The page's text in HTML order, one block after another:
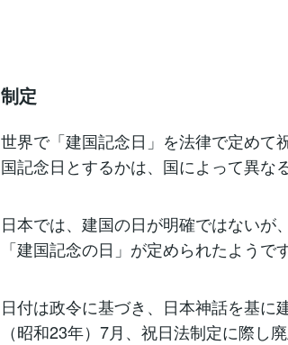
制定
世界で「建国記念日」を法律で定めて
国記念日とするかは、国によって異な
日本では、建国の日が明確ではないが
「建国記念の日」が定められたようです
日付は政令に基づき、日本神話を基に
（昭和23年）7月、祝日法制定に際し